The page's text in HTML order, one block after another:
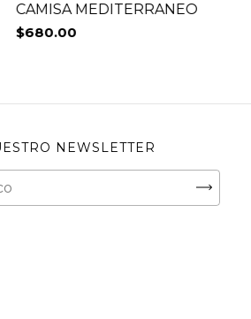
CAMISA MEDITERRANEO
$680.00
NEWSLETTER